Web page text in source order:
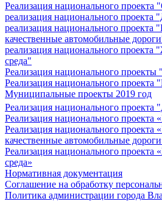
Реализация национального проекта
реализация национального проекта
реализация национального проекта
качественные автомобильные
реализация национального проекта
среда"
Реализация национального проекты
Реализация национального проекта
Муниципальные проекты 2019 год
Реализация национального проекта
Реализация национального проекта
Реализация национального проекта
качественные автомобильные
Реализация национального проекта
среда»
Нормативная документация
Соглашение на обработку
Политика администрации города